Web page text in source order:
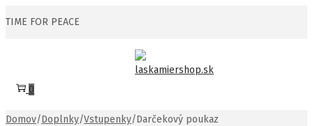
TIME FOR PEACE
navigation
content
0
Domov/Doplnky/Vstupenky/Darčekový poukaz